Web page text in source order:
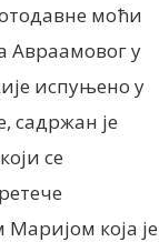
моћи
Авраамовог у
испуњено у
садржан је
се
Маријом која је